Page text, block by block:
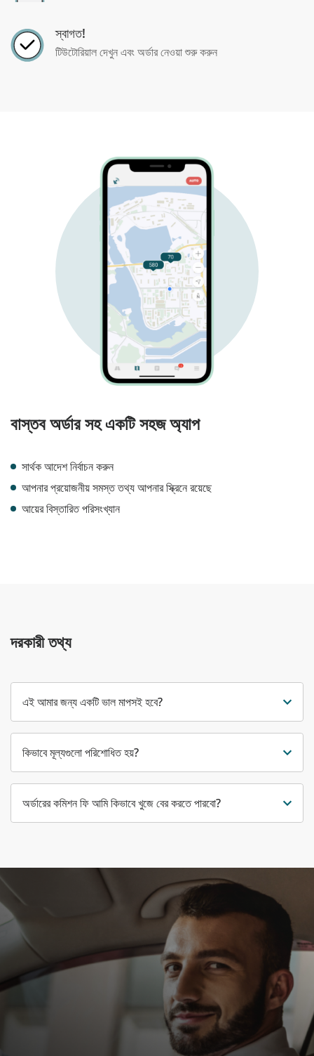
স্বাগত!
টিউটোরিয়াল দেখুন এবং অর্ডার নেওয়া শুরু করুন
বাস্তব অর্ডার সহ একটি সহজ অ্যাপ
সার্থক আদেশ নির্বাচন করুন
আপনার প্রয়োজনীয় সমস্ত তথ্য আপনার স্ক্রিনে রয়েছে
আয়ের বিস্তারিত পরিসংখ্যান
দরকারী তথ্য
এই আমার জন্য একটি ভাল মাপসই হবে?
কিভাবে মূল্যগুলো পরিশোধিত হয়?
অর্ডারের কমিশন ফি আমি কিভাবে খুজে বের করতে পারবো?